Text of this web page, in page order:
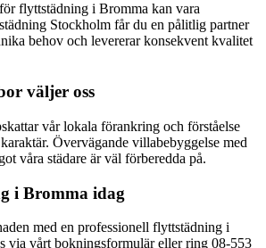
flyttstädning i Bromma kan vara
Stockholm får du en pålitlig partner
behov och levererar konsekvent kvalitet
väljer oss
vår lokala förankring och förståelse
Övervägande villabebyggelse med
våra städare är väl förberedda på.
i Bromma idag
med en professionell flyttstädning i
via vårt bokningsformulär eller ring 08-553